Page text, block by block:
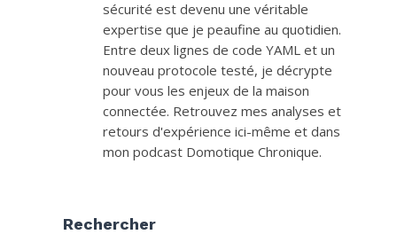
sécurité est devenu une véritable
expertise que je peaufine au quotidien.
Entre deux lignes de code YAML et un
nouveau protocole testé, je décrypte
pour vous les enjeux de la maison
connectée. Retrouvez mes analyses et
retours d'expérience ici-même et dans
mon podcast Domotique Chronique.
Rechercher